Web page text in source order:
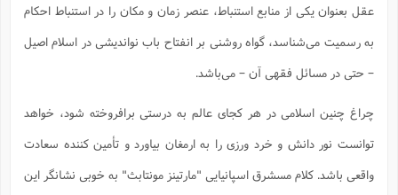
عقل بعنوان یکی از منابع استنباط، عنصر زمان و مکان را در استنباط احکام
به رسمیت می‌شناسد، گواه روشنی بر انفتاح باب نواندیشی در اسلام اصیل
– حتی در مسائل فقهی آن – می‌باشد.
چراغ چنین اسلامی در هر کجای عالم به درستی برافروخته شود، خواهد
توانست نور دانش و خرد ورزی را به ارمغان بیاورد و تأمین کننده سعادت
واقعی باشد. کلام مسشرق اسپانیایی "مارتینز مونتابث" به خوبی نشانگر این